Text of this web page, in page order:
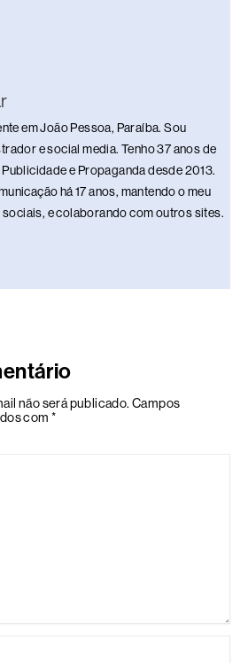
em João Pessoa, Paraíba. Sou
e social media. Tenho 37 anos de
e Propaganda desde 2013.
há 17 anos, mantendo o meu
e colaborando com outros sites.
não será publicado. Campos
com *